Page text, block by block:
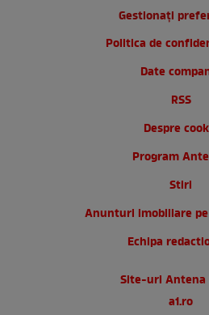
Gestionați
Politica de
Date
RSS
Despre
Program
Stiri
Anunturi imobiliare
Echipa
Site-uri Antena
a1.ro